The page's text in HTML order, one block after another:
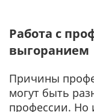
Работа с
выгоранием
Причины
могут быть
профессии. Но